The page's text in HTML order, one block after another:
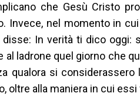
che Gesù Cristo
Invece, nel momento in
disse: In verità ti dico
al ladrone quel giorno che
qualora si
oltre alla maniera in cui